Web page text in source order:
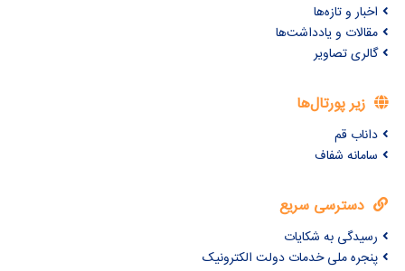
اخبار و تازه‌ها
مقالات و یادداشت‌ها
گالری تصاویر
زیر پورتال‌ها
داناب قم
سامانه شفاف
دسترسی سریع
رسیدگی به شکایات
پنجره ملی خدمات دولت الکترونیک